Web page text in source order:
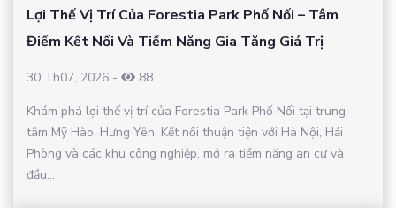
Lợi Thế Vị Trí Của Forestia Park Phố Nối – Tâm
Điểm Kết Nối Và Tiềm Năng Gia Tăng Giá Trị
30 Th07, 2026 -
88
Khám phá lợi thế vị trí của Forestia Park Phố Nối tại trung
tâm Mỹ Hào, Hưng Yên. Kết nối thuận tiện với Hà Nội, Hải
Phòng và các khu công nghiệp, mở ra tiềm năng an cư và
đầu...